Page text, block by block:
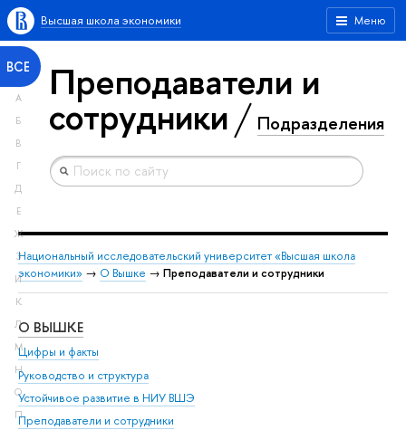
Меню
Высшая школа экономики
ВСЕ
А
Б
В
Г
Д
Е
Ж
З
И
К
Л
М
Н
О
П
Преподаватели и
сотрудники Подразделения
Национальный исследовательский университет «Высшая школа
экономики» → О Вышке → Преподаватели и сотрудники
О ВЫШКЕ
Цифры и факты
Руководство и структура
Устойчивое развитие в НИУ ВШЭ
Преподаватели и сотрудники